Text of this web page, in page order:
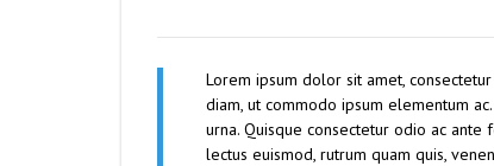
Lorem ipsum dolor sit amet,
diam, ut commodo ipsum elementum
urna. Quisque consectetur odio ac
lectus euismod, rutrum quam quis,